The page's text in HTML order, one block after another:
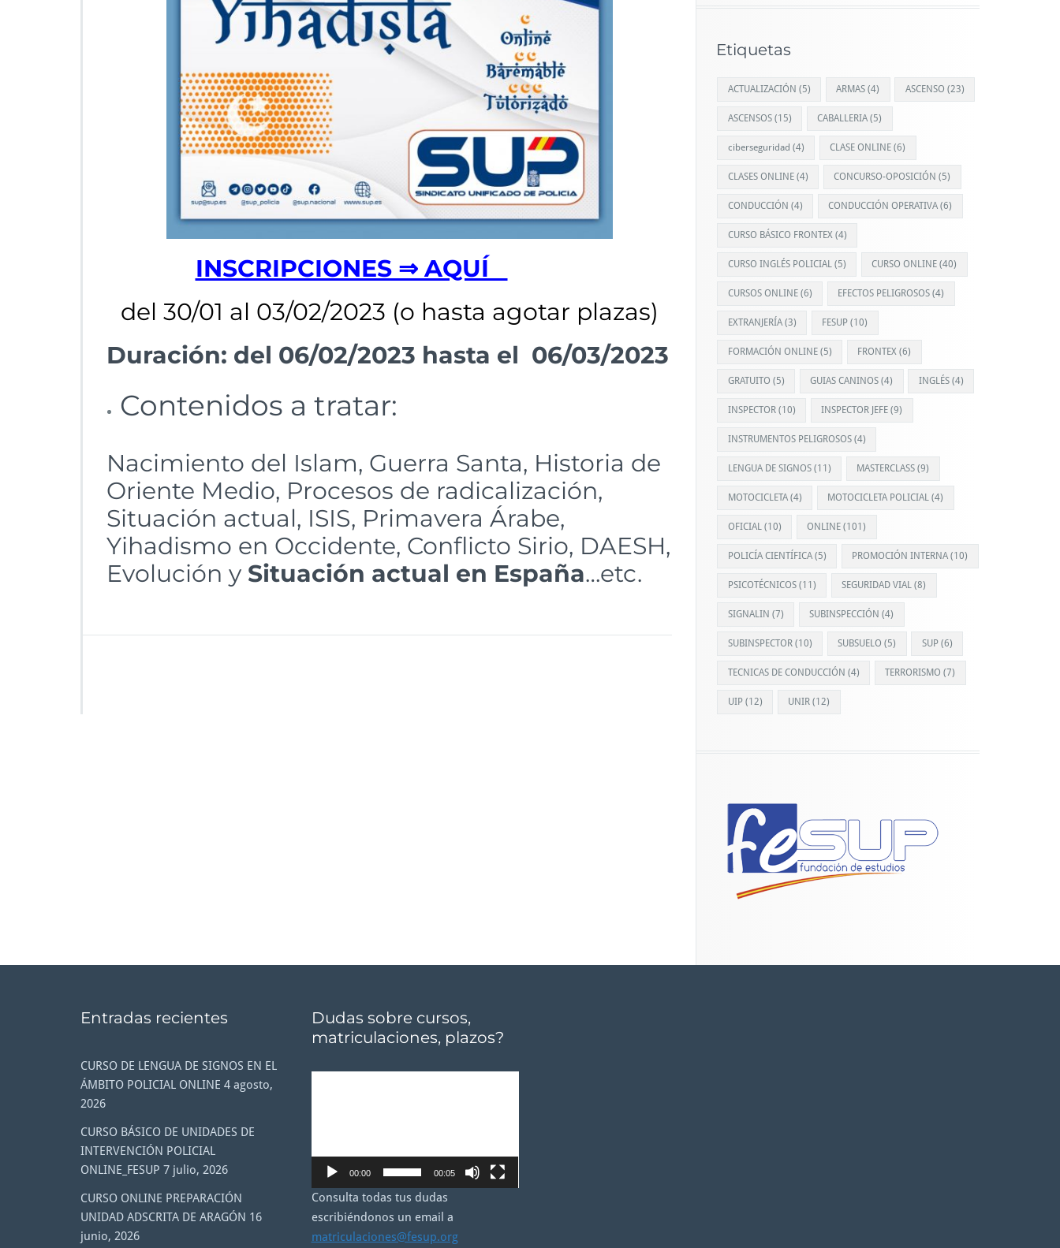
INSCRIPCIONES ⇒ AQUÍ
del 30/01 al 03/02/2023 (o hasta agotar plazas)
Duración: del 06/02/2023 hasta el 06/03/2023
Contenidos a tratar:
Nacimiento del Islam, Guerra Santa, Historia de
Oriente Medio, Procesos de radicalización,
Situación actual, ISIS, Primavera Árabe,
Yihadismo en Occidente, Conflicto Sirio, DAESH,
Evolución y Situación actual en España…etc.
Etiquetas
ACTUALIZACIÓN (5) ARMAS (4) ASCENSO (23)
ASCENSOS(15) CABALLERIA (5)
ciberseguridad (4) CLASE ONLINE (6)
CLASES ONLINE(4) CONCURSO-OPOSICIÓN (5)
CONDUCCIÓN (4) CONDUCCIÓN OPERATIVA (6)
CURSO BÁSICO FRONTEX(4)
CURSO INGLÉS POLICIAL(5) CURSO ONLINE (40)
CURSOS ONLINE(6) EFECTOS PELIGROSOS (4)
EXTRANJERÍA(3) FESUP (10)
FORMACIÓN ONLINE(5) FRONTEX (6)
GRATUITO (5) GUIAS CANINOS (4) INGLÉS(4)
INSPECTOR(10) INSPECTOR JEFE (9)
INSTRUMENTOS PELIGROSOS(4)
LENGUA DE SIGNOS(11) MASTERCLASS (9)
MOTOCICLETA(4) MOTOCICLETA POLICIAL (4)
OFICIAL(10) ONLINE (101)
POLICÍA CIENTÍFICA(5) PROMOCIÓN INTERNA (10)
PSICOTÉCNICOS(11) SEGURIDAD VIAL (8)
SIGNALIN (7) SUBINSPECCIÓN (4)
SUBINSPECTOR(10) SUBSUELO (5) SUP(6)
TECNICAS DE CONDUCCIÓN (4) TERRORISMO (7)
UIP(12) UNIR (12)
Entradas recientes
CURSO DE LENGUA DE SIGNOS EN EL
ÁMBITO POLICIAL ONLINE 4 agosto,
2026
CURSO BÁSICO DE UNIDADES DE
INTERVENCIÓN POLICIAL
ONLINE_FESUP 7 julio, 2026
CURSO ONLINE PREPARACIÓN
UNIDAD ADSCRITA DE ARAGÓN 16
junio, 2026
Dudas sobre cursos,
matriculaciones, plazos?
00:00 00:05
Consulta todas tus dudas
escribiéndonos un email a
matriculaciones@fesup.org